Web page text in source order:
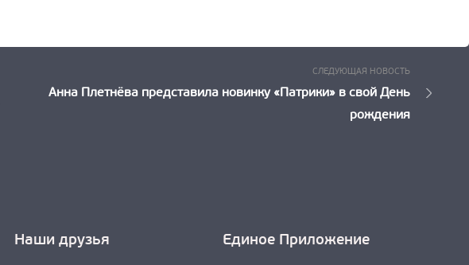
СЛЕДУЮЩАЯ НОВОСТЬ
Новость:
Анна Плетнёва представила новинку «Патрики» в свой День
рождения
Наши друзья Единое Приложение